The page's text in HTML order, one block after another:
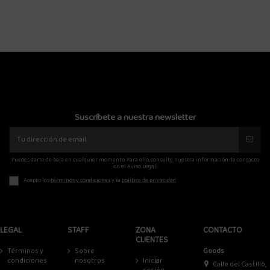
Suscríbete a nuestra newsletter
Puedes darte de baja en cualquier momento. Para ello, consulte nuestra información de contacto
en el Aviso Legal.
Acepto lostérminos y condicionesy la política de privacidad
LEGAL
Términos y
condiciones
STAFF
Sobre
nosotros
ZONA
CLIENTES
Iniciar
CONTACTO
Goods
Calle del Castillo,